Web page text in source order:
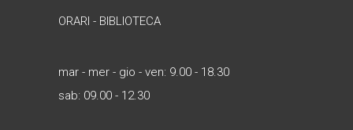
ORARI - BIBLIOTECA
mar - mer - gio - ven: 9.00 - 18.30
sab: 09.00 - 12.30